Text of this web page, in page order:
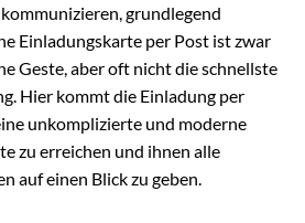
grundlegend
Einladungskarte per Post ist zwar
Geste, aber oft nicht die schnellste
Hier kommt die Einladung per
unkomplizierte und moderne
zu erreichen und ihnen alle
auf einen Blick zu geben.